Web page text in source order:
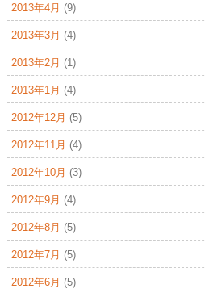
2013年4月 (9)
2013年3月 (4)
2013年2月 (1)
2013年1月 (4)
2012年12月 (5)
2012年11月 (4)
2012年10月 (3)
2012年9月 (4)
2012年8月 (5)
2012年7月 (5)
2012年6月 (5)